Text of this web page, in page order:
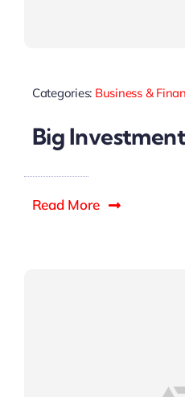
Categories: Business &
Big
Read More